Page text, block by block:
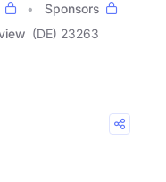
Sponsors
(DE) 23263